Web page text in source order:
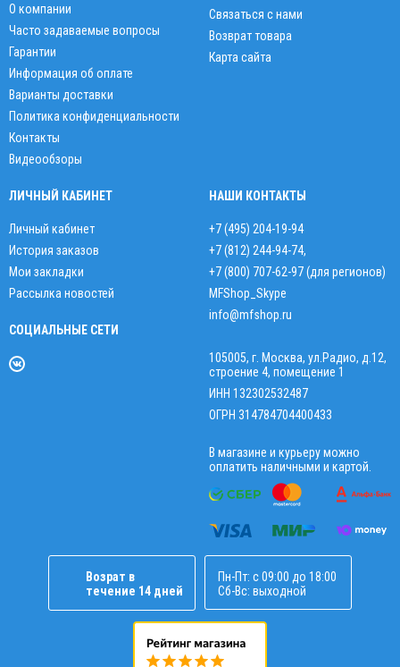
О компании
Часто задаваемые вопросы
Гарантии
Информация об оплате
Варианты доставки
Политика конфиденциальности
Контакты
Видеообзоры
Связаться с нами
Возврат товара
Карта сайта
ЛИЧНЫЙ КАБИНЕТ
Личный кабинет
История заказов
Мои закладки
Рассылка новостей
СОЦИАЛЬНЫЕ СЕТИ
НАШИ КОНТАКТЫ
+7 (495) 204-19-94
+7 (812) 244-94-74,
+7 (800) 707-62-97 (для регионов)
MFShop_Skype
info@mfshop.ru
105005, г. Москва, ул.Радио, д.12,
строение 4, помещение 1
ИНН 132302532487
ОГРН 314784704400433
В магазине и курьеру можно
оплатить наличными и картой.
Возрат в
течение 14 дней
Пн-Пт: с 09:00 до 18:00
Сб-Вс: выходной